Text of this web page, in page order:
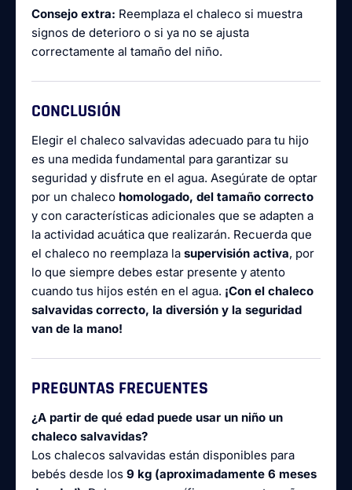
Consejo extra: Reemplaza el chaleco si muestra
signos de deterioro o si ya no se ajusta
correctamente al tamaño del niño.
CONCLUSIÓN
Elegir el chaleco salvavidas adecuado para tu hijo
es una medida fundamental para garantizar su
seguridad y disfrute en el agua. Asegúrate de optar
por un chaleco homologado, del tamaño correcto
y con características adicionales que se adapten a
la actividad acuática que realizarán. Recuerda que
el chaleco no reemplaza la supervisión activa, por
lo que siempre debes estar presente y atento
cuando tus hijos estén en el agua. ¡Con el chaleco
salvavidas correcto, la diversión y la seguridad
van de la mano!
PREGUNTAS FRECUENTES
¿A partir de qué edad puede usar un niño un
chaleco salvavidas?
Los chalecos salvavidas están disponibles para
bebés desde los 9 kg (aproximadamente 6 meses